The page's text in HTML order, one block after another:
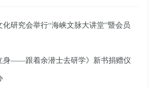
研究会举行“海峡文脉大讲堂”暨会员
身——跟着余潜士去研学》新书捐赠仪